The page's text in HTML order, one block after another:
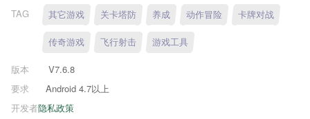
TAG 其它游戏 关卡塔防 养成 动作冒险 卡牌对战
传奇游戏 飞行射击 游戏工具
版本
V7.6.8
要求
Android 4.7以上
隐私政策
开发者